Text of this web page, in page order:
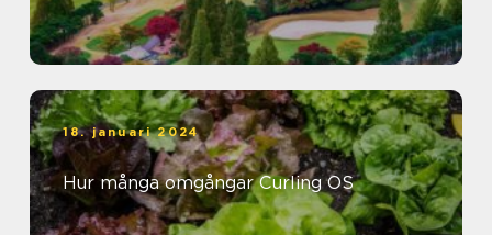
18. januari 2024
Hur många omgångar Curling OS